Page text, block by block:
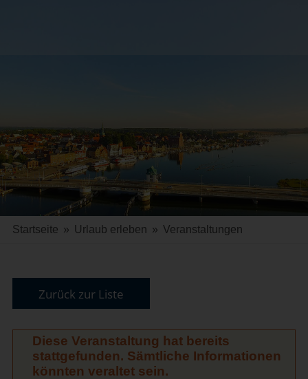
Startseite » Urlaub erleben » Veranstaltungen
Zurück zur Liste
Diese Veranstaltung hat bereits
stattgefunden. Sämtliche Informationen
könnten veraltet sein.